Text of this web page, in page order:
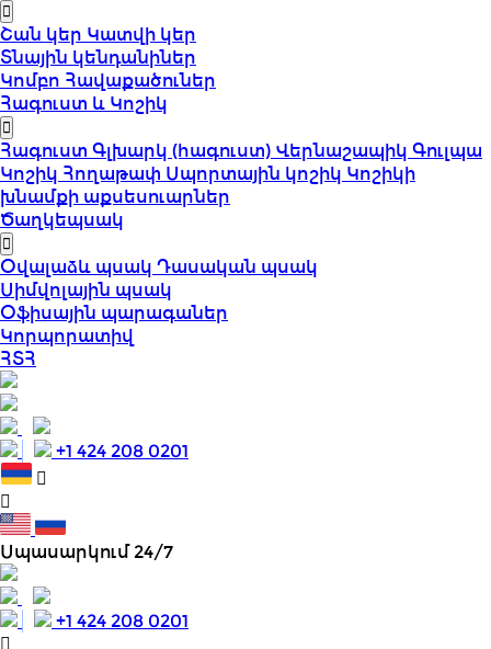
Շան կեր Կատվի կեր
Տնային կենդանիներ
Կոմբո Հավաքածուներ
Հագուստ և Կոշիկ
Հագուստ Գլխարկ (հագուստ) Վերնաշապիկ Գուլպա
Կոշիկ Հողաթափ Սպորտային կոշիկ Կոշիկի
խնամքի աքսեսուարներ
Ծաղկեպսակ
Օվալաձև պսակ Դասական պսակ
Սիմվոլային պսակ
Օֆիսային պարագաներ
Կորպորատիվ
ՀՏՀ
+1 424 208 0201
Սպասարկում 24/7
+1 424 208 0201